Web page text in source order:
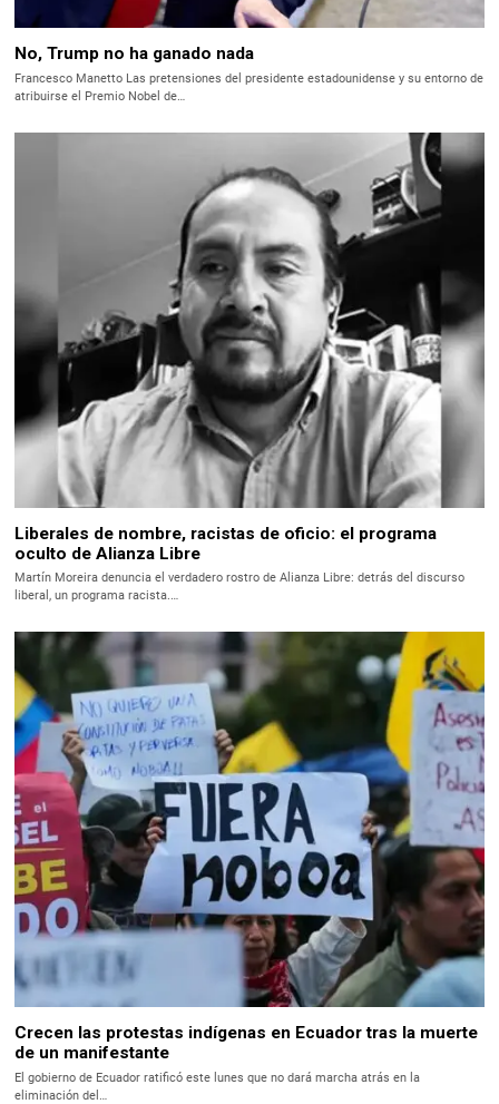
No, Trump no ha ganado nada
Francesco Manetto Las pretensiones del presidente estadounidense y su entorno de
atribuirse el Premio Nobel de…
Liberales de nombre, racistas de oficio: el programa
oculto de Alianza Libre
Martín Moreira denuncia el verdadero rostro de Alianza Libre: detrás del discurso
liberal, un programa racista.…
Crecen las protestas indígenas en Ecuador tras la muerte
de un manifestante
El gobierno de Ecuador ratificó este lunes que no dará marcha atrás en la
eliminación del…